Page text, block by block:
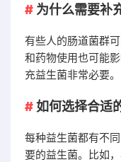
为什么需要补
有些人的肠道菌群
和药物使用也可能
充益生菌非常必要。
如何选择合适
每种益生菌都有不
要的益生菌。比如